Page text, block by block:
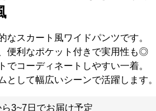
なスカート風ワイドパンツです。
便利なポケット付きで実用性も◎
でコーディネートしやすい一着。
として幅広いシーンで活躍します。
3~7日でお届け予定